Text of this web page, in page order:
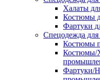
Халаты
Костюмы
Фартуки
Спецодежда
Костюмы
Костюмы/
Фартуки/